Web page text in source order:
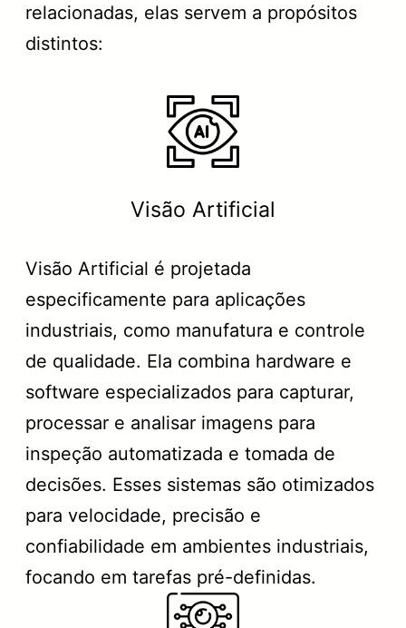
relacionadas, elas servem a propósitos
distintos:
Visão Artificial
Visão Artificial é projetada
especificamente para aplicações
industriais, como manufatura e controle
de qualidade. Ela combina hardware e
software especializados para capturar,
processar e analisar imagens para
inspeção automatizada e tomada de
decisões. Esses sistemas são otimizados
para velocidade, precisão e
confiabilidade em ambientes industriais,
focando em tarefas pré-definidas.